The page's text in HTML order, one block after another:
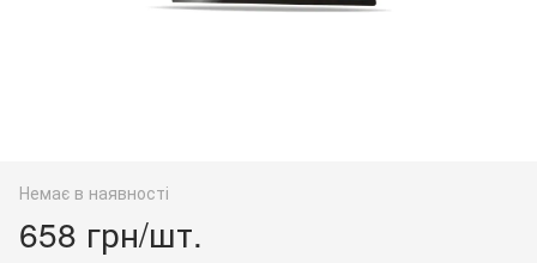
Немає в наявності
658 грн/шт.